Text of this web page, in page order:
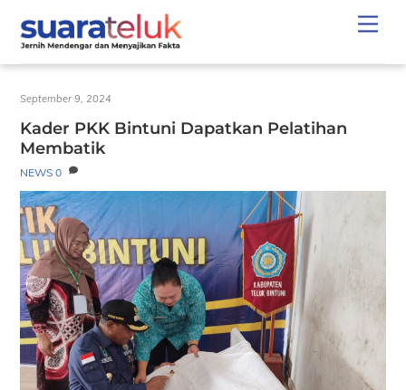
content
September 9, 2024
Kader PKK Bintuni Dapatkan Pelatihan
Membatik
NEWS 0